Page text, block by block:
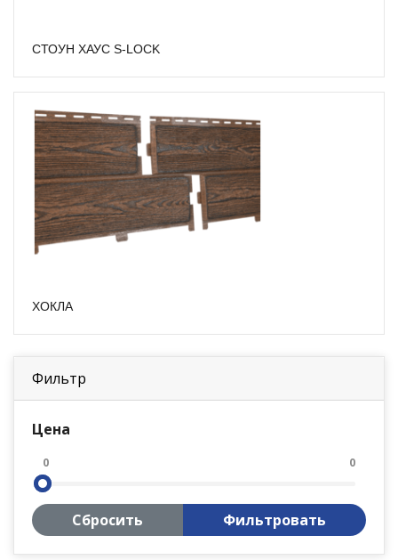
СТОУН ХАУС S-LOCK
ХОКЛА
Фильтр
Цена
0 0
Сбросить Фильтровать